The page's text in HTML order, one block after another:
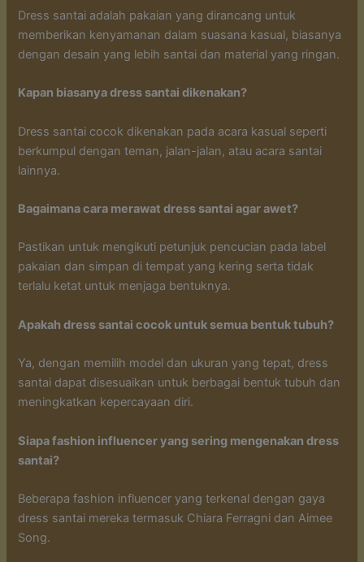
Dress santai adalah pakaian yang dirancang untuk
memberikan kenyamanan dalam suasana kasual, biasanya
dengan desain yang lebih santai dan material yang ringan.
Kapan biasanya dress santai dikenakan?
Dress santai cocok dikenakan pada acara kasual seperti
berkumpul dengan teman, jalan-jalan, atau acara santai
lainnya.
Bagaimana cara merawat dress santai agar awet?
Pastikan untuk mengikuti petunjuk pencucian pada label
pakaian dan simpan di tempat yang kering serta tidak
terlalu ketat untuk menjaga bentuknya.
Apakah dress santai cocok untuk semua bentuk tubuh?
Ya, dengan memilih model dan ukuran yang tepat, dress
santai dapat disesuaikan untuk berbagai bentuk tubuh dan
meningkatkan kepercayaan diri.
Siapa fashion influencer yang sering mengenakan dress
santai?
Beberapa fashion influencer yang terkenal dengan gaya
dress santai mereka termasuk Chiara Ferragni dan Aimee
Song.